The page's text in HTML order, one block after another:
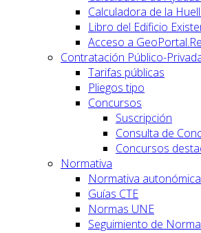
Calculadora de la
Libro del Edificio
Acceso a
Contratación Público-
Tarifas públicas
Pliegos tipo
Concursos
Suscripción
Consulta de
Concursos
Normativa
Normativa autonómica
Guías CTE
Normas UNE
Seguimiento de